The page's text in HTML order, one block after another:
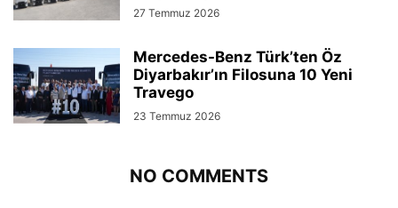
27 Temmuz 2026
Mercedes-Benz Türk’ten Öz
Diyarbakır’ın Filosuna 10 Yeni
Travego
23 Temmuz 2026
NO COMMENTS